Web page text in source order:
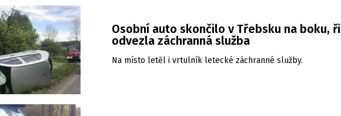
Osobní auto skončilo v Třebsku na boku,
odvezla záchranná služba
Na místo letěl i vrtulník letecké záchranné služby.